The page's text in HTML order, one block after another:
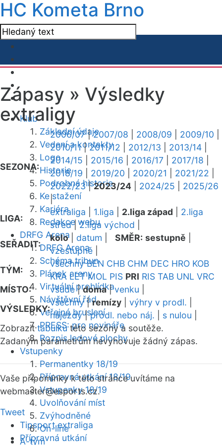
HC Kometa Brno
Klub
Základní údaje
Vedení a kontakty
Logo
Historie
Podrobná historie
Ke stažení
Kariéra
Redakce webu
DRFG Arena
DRFG Arena
Schéma tribun
Plánek areny
Virtuální prohlídka
Návštěvní řád
Veřejné bruslení
PRESS: pro novináře
Rozpis ledové plochy
Vstupenky
Permanentky 18/19
Přípravná utkání 18/19
Vstupenky 18/19
Uvolňování míst
Zvýhodněné
On-line
A-tým
Zápasy » Výsledky
extraligy
SEZONA:
2006/07|2007/08 2008/09 2009/10
2010/11|2011/12 2012/13 2013/14
2014/15
2015/16 2016/17 2017/18
2018/19
2019/20 2020/21 2021/22
2022/23|2023/24 2024/25
2025/26
|
LIGA:
extraliga 1.liga 2.liga západ
2.liga
střed|2.liga východ
SEŘADIT:
kolo| datum SMĚR: sestupně
vzestupně
TÝM:
všechny BEN CHB CHM DEC HRO KOB
KRA LET MOL PIS PRI RIS TAB UNL VRC
MÍSTO:
všude|doma|venku
VÝSLEDKY:
všechny|remízy výhry v prodl.
nájezdy|prodl. nebo náj. s nulou
Zobrazittabulkutéto sezóny a soutěže.
Zadaným parametrům nevyhovuje žádný zápas.
Vaše připomínky k této stránce uvítáme na
webmaster@esports.cz.
Tweet
Tipsport extraliga
Přípravná utkání